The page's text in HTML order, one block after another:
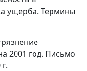
ущерба. Термины
2001 год. Письмо